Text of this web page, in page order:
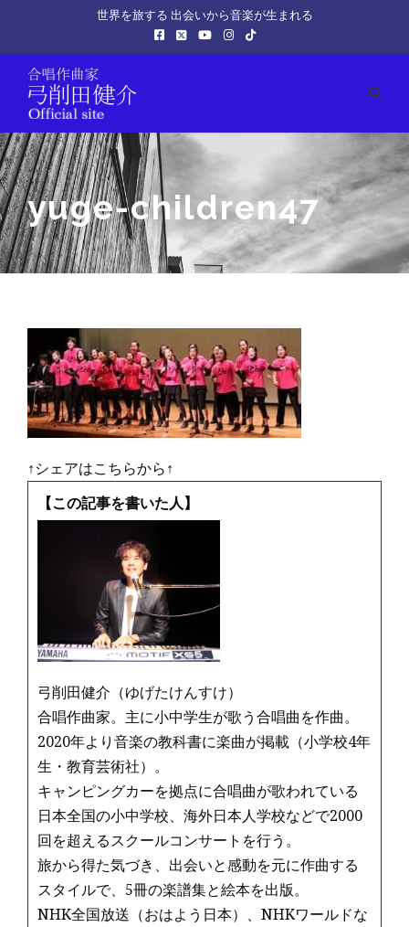
世界を旅する 出会いから音楽が生まれる
yuge-children47
↑シェアはこちらから↑
【この記事を書いた人】
弓削田健介（ゆげたけんすけ）
合唱作曲家。主に小中学生が歌う合唱曲を作曲。
2020年より音楽の教科書に楽曲が掲載（小学校4年
生・教育芸術社）。
キャンピングカーを拠点に合唱曲が歌われている
日本全国の小中学校、海外日本人学校などで2000
回を超えるスクールコンサートを行う。
旅から得た気づき、出会いと感動を元に作曲する
スタイルで、5冊の楽譜集と絵本を出版。
NHK全国放送（おはよう日本）、NHKワールドな